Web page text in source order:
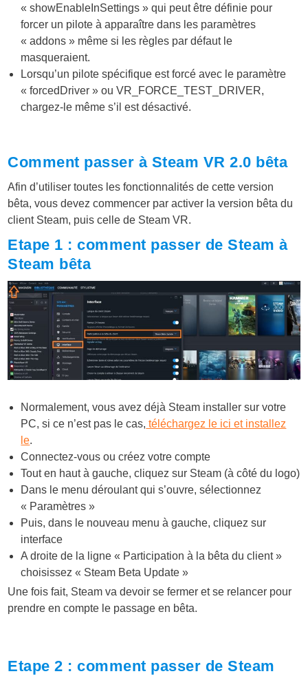
« showEnableInSettings » qui peut être définie pour
forcer un pilote à apparaître dans les paramètres
« addons » même si les règles par défaut le
masqueraient.
Lorsqu’un pilote spécifique est forcé avec le paramètre
« forcedDriver » ou VR_FORCE_TEST_DRIVER,
chargez-le même s’il est désactivé.
Comment passer à Steam VR 2.0 bêta
Afin d’utiliser toutes les fonctionnalités de cette version
bêta, vous devez commencer par activer la version bêta du
client Steam, puis celle de Steam VR.
Etape 1 : comment passer de Steam à
Steam bêta
Normalement, vous avez déjà Steam installer sur votre
PC, si ce n’est pas le cas, téléchargez le ici et installez
le.
Connectez-vous ou créez votre compte
Tout en haut à gauche, cliquez sur Steam (à côté du logo)
Dans le menu déroulant qui s’ouvre, sélectionnez
« Paramètres »
Puis, dans le nouveau menu à gauche, cliquez sur
interface
A droite de la ligne « Participation à la bêta du client »
choisissez « Steam Beta Update »
Une fois fait, Steam va devoir se fermer et se relancer pour
prendre en compte le passage en bêta.
Etape 2 : comment passer de Steam